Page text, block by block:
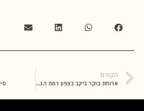
הקודם
ארוחת בוקר ביקב בצפון רמת הגולן